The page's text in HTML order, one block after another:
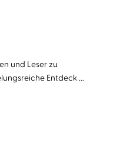
und Leser zu
Entdeck ...